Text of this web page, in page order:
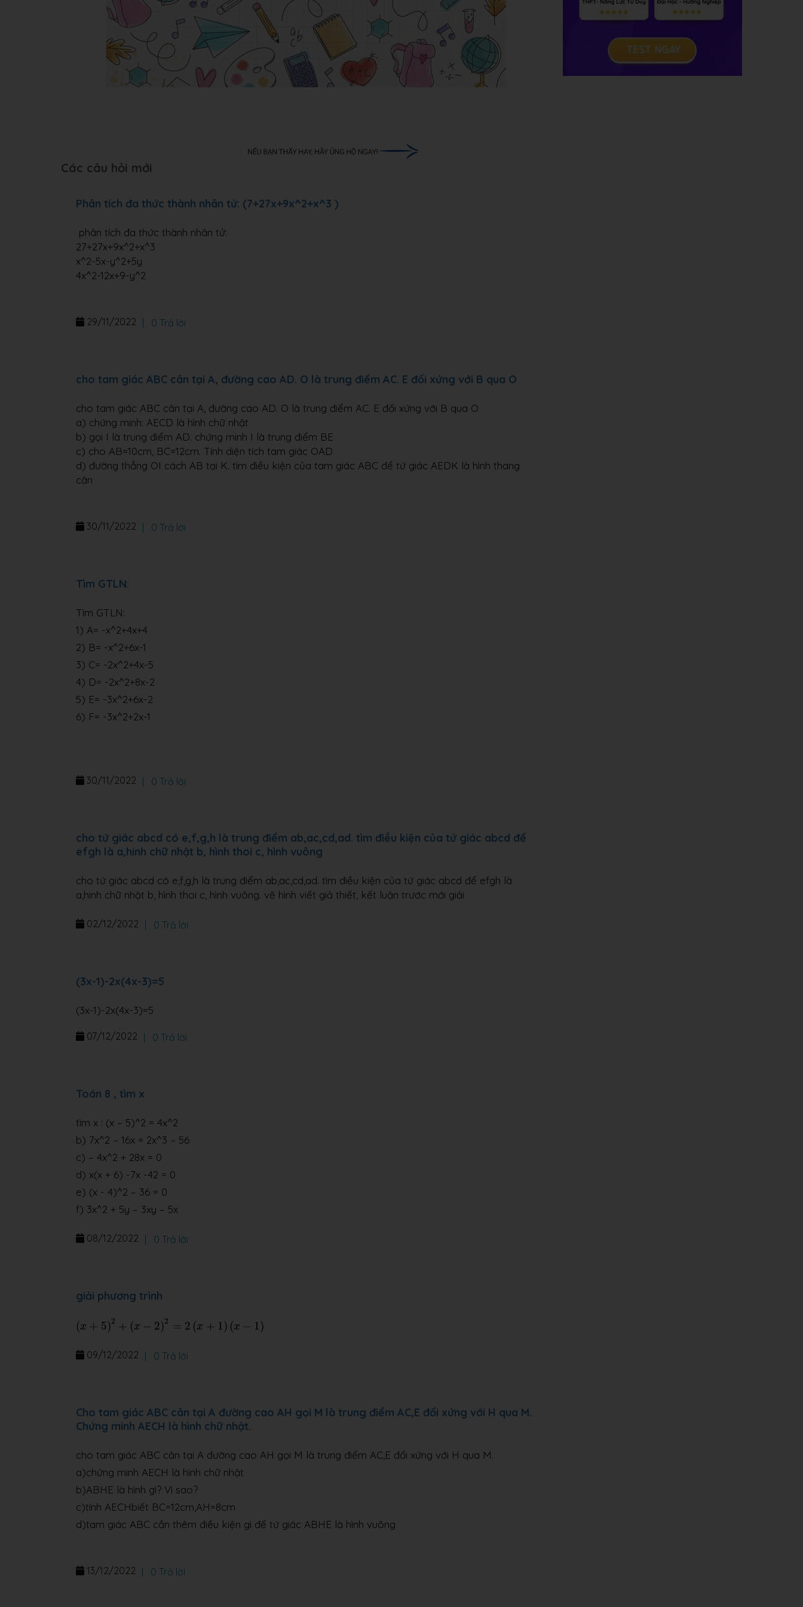
Các câu hỏi mới
Phân tích đa thức thành nhân tử: (7+27x+9x^2+x^3 )
phân tích đa thức thành nhân tử:
27+27x+9x^2+x^3
x^2-5x-y^2+5y
4x^2-12x+9-y^2
29/11/2022 0 Trả lời
cho tam giác ABC cân tại A, đường cao AD. O là trung điểm AC. E đối xứng với B qua O
cho tam giác ABC cân tại A, đường cao AD. O là trung điểm AC. E đối xứng với B qua O
a) chứng minh: AECD là hình chữ nhật
b) gọi I là trung điểm AD. chứng minh I là trung điểm BE
c) cho AB=10cm, BC=12cm. Tính diện tích tam giác OAD
d) đường thẳng OI cách AB tại K. tìm điều kiện của tam giác ABC để tứ giác AEDK là hình thang
cân
30/11/2022 0 Trả lời
Tìm GTLN:
Tìm GTLN:
1) A= -x^2+4x+4
2) B= -x^2+6x-1
3) C= -2x^2+4x-5
4) D= -2x^2+8x-2
5) E= -3x^2+6x-2
6) F= -3x^2+2x-1
30/11/2022 0 Trả lời
cho tứ giác abcd có e,f,g,h là trung điểm ab,ac,cd,ad. tìm điều kiện của tứ giác abcd để
efgh là a,hinh chữ nhật b, hình thoi c, hình vuông
cho tứ giác abcd có e,f,g,h là trung điểm ab,ac,cd,ad. tìm điều kiện của tứ giác abcd để efgh là
a,hinh chữ nhật b, hình thoi c, hình vuông. vẽ hình viết giả thiết, kết luận trước mới giải
02/12/2022 0 Trả lời
(3x-1)-2x(4x-3)=5
(3x-1)-2x(4x-3)=5
07/12/2022 0 Trả lời
Toán 8 , tìm x
tìm x : (x – 5)^2 = 4x^2
b) 7x^2 – 16x = 2x^3 – 56
c) – 4x^2 + 28x = 0
d) x(x + 6) -7x -42 = 0
e) (x - 4)^2 – 36 = 0
f) 3x^2 + 5y – 3xy – 5x
08/12/2022 0 Trả lời
giải phương trình
(x + 5)2 + (x − 2)2 = 2 (x + 1) (x − 1)
( 2 + 2 2 ( x x −
09/12/2022 | 0 Trả lời
Cho tam giác ABC cân tại A đường cao AH gọi M là trung điểm AC,E đối xứng với H qua M.
Chứng minh AECH là hình chữ nhật.
cho tam giác ABC cân tại A đường cao AH gọi M là trung điểm AC,E đối xứng với H qua M.
a)chứng minh AECH là hình chữ nhật
b)ABHE là hình gì? Vì sao?
c)tính AECHbiết BC=12cm,AH=8cm
d)tam giác ABC cần thêm điều kiện gì để tứ giác ABHE là hình vuông
13/12/2022 | 0 Trả lời